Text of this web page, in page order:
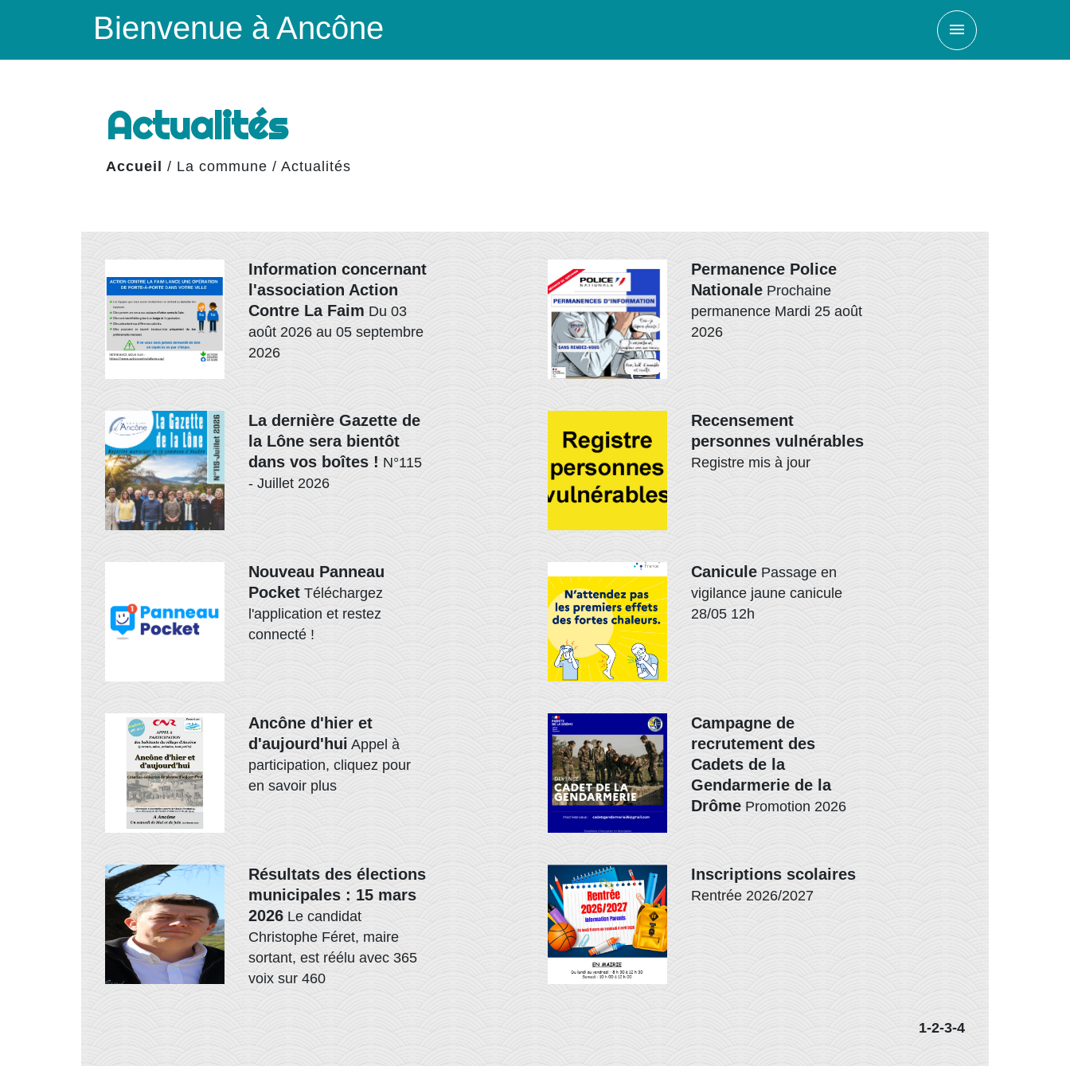
Bienvenue à Ancône menu
Actualités
Accueil / La commune / Actualités
Information concernant
l'association Action
Contre La Faim Du 03
août 2026 au 05 septembre
2026
Permanence Police
Nationale Prochaine
permanence Mardi 25 août
2026
La dernière Gazette de
la Lône sera bientôt
dans vos boîtes ! N°115
- Juillet 2026
Recensement
personnes vulnérables
Registre mis à jour
Nouveau Panneau
Pocket Téléchargez
l'application et restez
connecté !
Canicule Passage en
vigilance jaune canicule
28/05 12h
Ancône d'hier et
d'aujourd'hui Appel à
participation, cliquez pour
en savoir plus
Campagne de
recrutement des
Cadets de la
Gendarmerie de la
Drôme Promotion 2026
Résultats des élections
municipales : 15 mars
2026 Le candidat
Christophe Féret, maire
sortant, est réélu avec 365
voix sur 460
Inscriptions scolaires
Rentrée 2026/2027
1-2-3-4